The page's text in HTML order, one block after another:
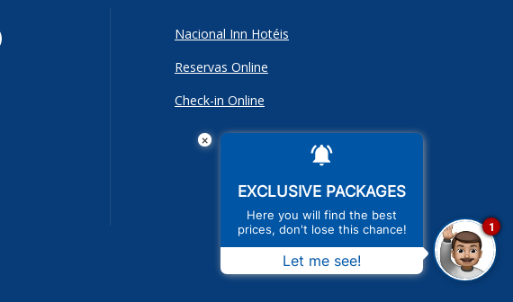
Nacional Inn Hotéis
Reservas Online
Check-in Online
×
EXCLUSIVE PACKAGES
Here you will find the best
prices, don't lose this chance!
Let me see!
1